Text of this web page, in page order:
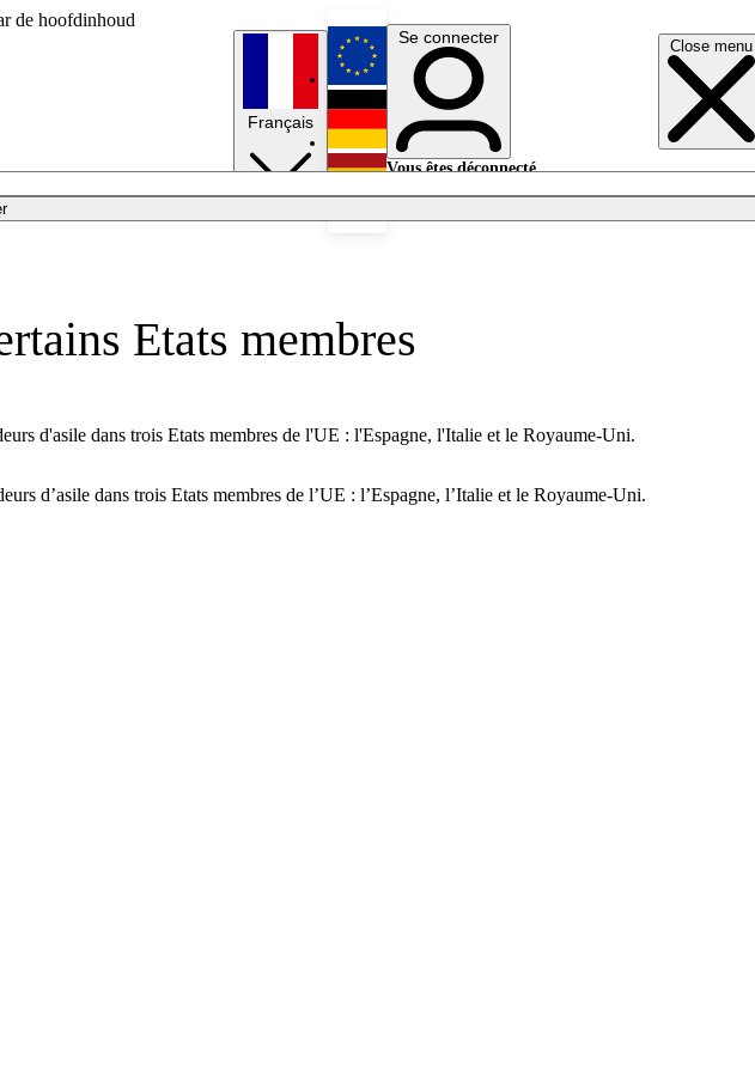
de hoofdinhoud
Close menu
Français
English
Deutsch
Se connecter
Vous êtes déconnecté.
Etats membres
d'asile dans trois Etats membres de l'UE : l'Espagne, l'Italie et le Royaume-Uni.
d’asile dans trois Etats membres de l’UE : l’Espagne, l’Italie et le Royaume-Uni.